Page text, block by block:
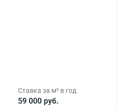
Ставка за м² в год
59 000 руб.